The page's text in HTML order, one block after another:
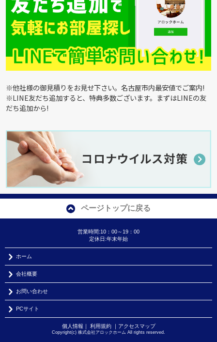
※他社様の御見積りをお見せ下さい。名古屋市内最安値でご案内!
※LINE友だち追加すると、特典多数ございます。まずはLINEの友
だち追加から!
ページトップに戻る
営業時間:10：00～19：00
定休日:年末年始
ホーム
会社概要
お問い合わせ
PCサイト
個人情報 ｜ 利用規約｜ アクセスマップ
Copyright(c) 株式会社アロックホーム All rights reserved.